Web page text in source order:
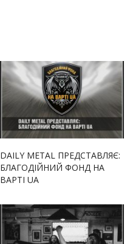
DAILY METAL ПРЕДСТАВЛЯЄ:
БЛАГОДІЙНИЙ ФОНД НА
ВАРТІ UA